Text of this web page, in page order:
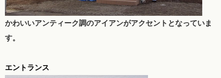
かわいいアンティーク調のアイアンがアクセントとなっていま
す。
エントランス